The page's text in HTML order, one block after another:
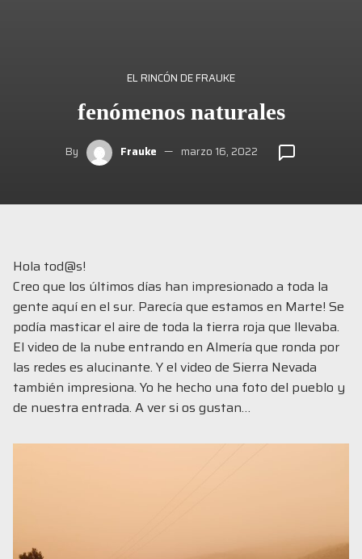
EL RINCÓN DE FRAUKE
fenómenos naturales
By Frauke marzo 16, 2022
Hola tod@s!
Creo que los últimos días han impresionado a toda la
gente aquí en el sur. Parecía que estamos en Marte! Se
podía masticar el aire de toda la tierra roja que llevaba.
El video de la nube entrando en Almería que ronda por
las redes es alucinante. Y el video de Sierra Nevada
también impresiona. Yo he hecho una foto del pueblo y
de nuestra entrada. A ver si os gustan…